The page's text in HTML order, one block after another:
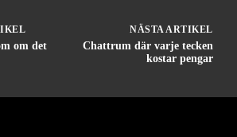
om det
NÄSTA ARTIKEL
Chattrum där varje tecken
kostar pengar